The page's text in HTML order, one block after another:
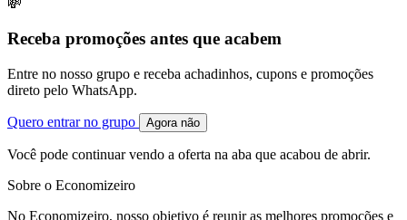
💸
Receba promoções antes que acabem
Entre no nosso grupo e receba achadinhos, cupons e promoções
direto pelo WhatsApp.
Quero entrar no grupo Agora não
Você pode continuar vendo a oferta na aba que acabou de abrir.
Sobre o Economizeiro
No Economizeiro, nosso objetivo é reunir as melhores promoções e